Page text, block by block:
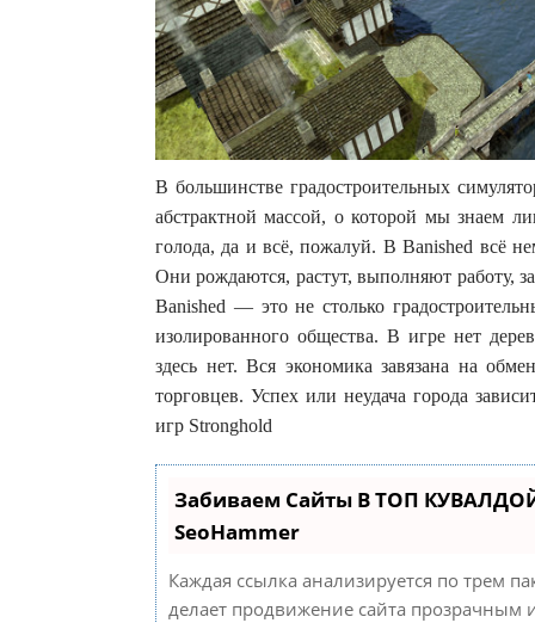
В большинстве градостроительных
абстрактной массой, о которой мы знаем
голода, да и всё, пожалуй. В Banished всё
Они рождаются, растут, выполняют работу,
Banished — это не столько
изолированного общества. В игре нет
здесь нет. Вся экономика завязана на
торговцев. Успех или неудача города
игр Stronghold
Забиваем Сайты В ТОП
SeoHammer
Каждая ссылка анализируется по трем
делает продвижение сайта прозрачным